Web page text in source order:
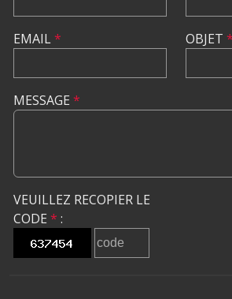
EMAIL* OBJET *
MESSAGE *
VEUILLEZ RECOPIER LE
CODE * :